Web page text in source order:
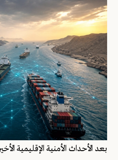
بعد الأحداث الأمنية الإقليمية